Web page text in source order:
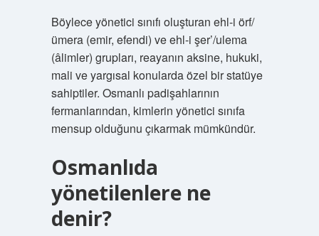
Böylece yönetici sınıfı oluşturan ehl-i örf/
ümera (emir, efendi) ve ehl-i şer’/ulema
(âlimler) grupları, reayanın aksine, hukuki,
mali ve yargısal konularda özel bir statüye
sahiptiler. Osmanlı padişahlarının
fermanlarından, kimlerin yönetici sınıfa
mensup olduğunu çıkarmak mümkündür.
Osmanlıda
yönetilenlere ne
denir?